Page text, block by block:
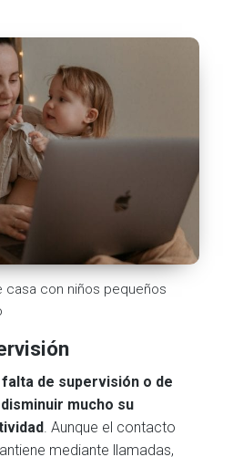
casa con niños pequeños
de supervisión o de
mucho su
. Aunque el contacto
mediante llamadas,